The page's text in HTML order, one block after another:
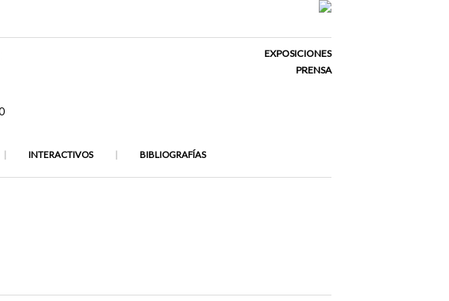
EXPOSICIONES
PRENSA
INTERACTIVOS BIBLIOGRAFÍAS